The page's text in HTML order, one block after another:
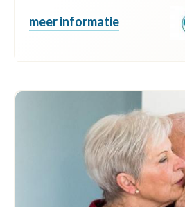
meer informatie